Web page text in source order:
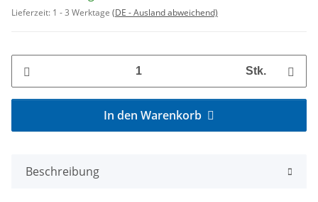
Lieferzeit: 1 - 3 Werktage (DE - Ausland abweichend)
Stk.
In den Warenkorb
Beschreibung